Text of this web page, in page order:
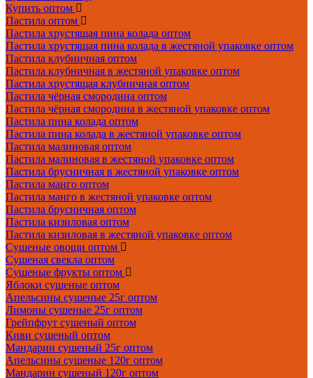
Купить оптом
Пастила оптом
Пастила хрустящая пина колада оптом
Пастила хрустящая пина колада в жестяной упаковке оптом
Пастила клубничная оптом
Пастила клубничная в жестяной упаковке оптом
Пастила хрустящая клубничная оптом
Пастила чёрная смородина оптом
Пастила чёрная смородина в жестяной упаковке оптом
Пастила пина колада оптом
Пастила пина колада в жестяной упаковке оптом
Пастила малиновая оптом
Пастила малиновая в жестяной упаковке оптом
Пастила брусничная в жестяной упаковке оптом
Пастила манго оптом
Пастила манго в жестяной упаковке оптом
Пастила брусничная оптом
Пастила кизиловая оптом
Пастила кизиловая в жестяной упаковке оптом
Сушеные овощи оптом
Сушеная свекла оптом
Сушеные фрукты оптом
Яблоки сушеные оптом
Апельсины сушеные 25г оптом
Лимоны сушеные 25г оптом
Грейпфрут сушеный оптом
Киви сушеный оптом
Мандарин сушеный 25г оптом
Апельсины сушеные 120г оптом
Мандарин сушеный 120г оптом